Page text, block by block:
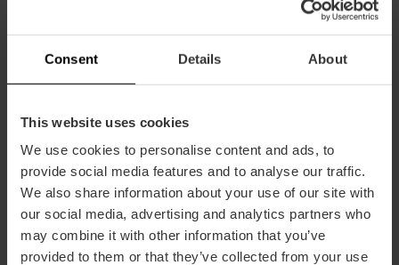
Consent Details About
This website uses cookies
We use cookies to personalise content and ads, to
provide social media features and to analyse our traffic.
We also share information about your use of our site with
our social media, advertising and analytics partners who
may combine it with other information that you’ve
provided to them or that they’ve collected from your use
Información práctica
Horarios
De miércoles a sábado de 13:30 a 15:00 y de 20:30
a 22:00. Domingos de 13:30 a 15:00
Precio medio
100.00€
Gourmet